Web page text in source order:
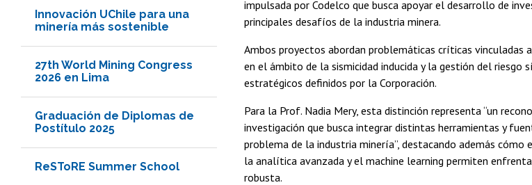
Innovación UChile para una
minería más sostenible
27th World Mining Congress
2026 en Lima
Graduación de Diplomas de
Postítulo 2025
ReSToRE Summer School
impulsada por Codelco que busca apoyar el desarrollo de
principales desafíos de la industria minera.
Ambos proyectos abordan problemáticas críticas vinculadas
en el ámbito de la sismicidad inducida y la gestión del riesgo
estratégicos definidos por la Corporación.
Para la Prof. Nadia Mery, esta distinción representa “un
investigación que busca integrar distintas herramientas y
problema de la industria minería”, destacando además cómo
la analítica avanzada y el machine learning permiten
robusta.